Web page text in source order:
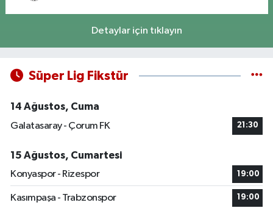
Detaylar için tıklayın
Süper Lig Fikstür
14 Ağustos, Cuma
Galatasaray - Çorum FK
21:30
15 Ağustos, Cumartesi
Konyaspor - Rizespor
19:00
Kasımpaşa - Trabzonspor 19:00